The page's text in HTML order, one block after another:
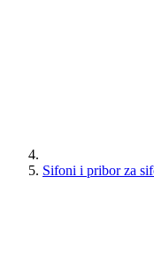
Sifoni i pribor za